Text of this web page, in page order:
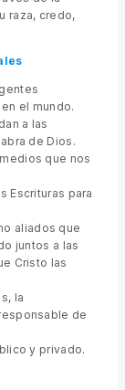
raza, credo,
el mundo.
a las
de Dios.
que nos
Escrituras para
aliados que
juntos a las
Cristo las
la
de
y privado.